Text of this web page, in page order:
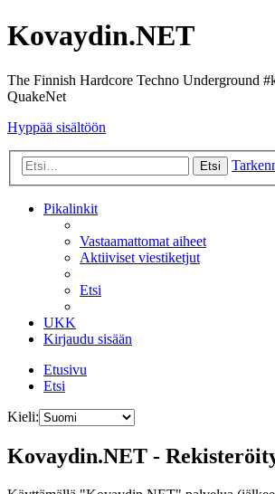
Kovaydin.NET
The Finnish Hardcore Techno Underground
QuakeNet
Hyppää sisältöön
Etsi
Pikalinkit
Vastaamattomat aiheet
Aktiiviset viestiketjut
Etsi
UKK
Kirjaudu sisään
Etusivu
Etsi
Kieli:
Kovaydin.NET -